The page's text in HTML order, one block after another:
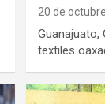
20 de
Guanajuato,
textiles